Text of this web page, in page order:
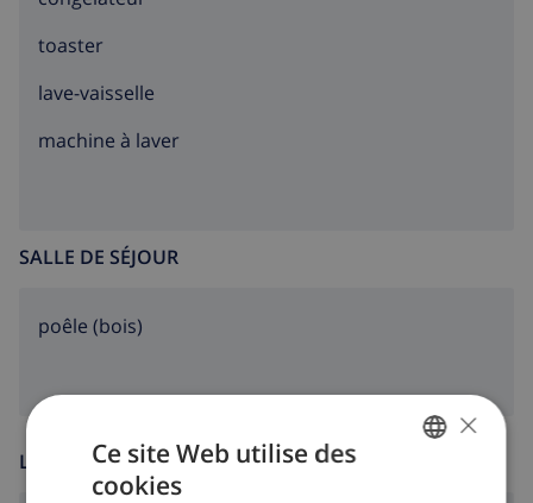
toaster
lave-vaisselle
machine à laver
SALLE DE SÉJOUR
poêle (bois)
LOISIR
×
Ce site Web utilise des
cookies